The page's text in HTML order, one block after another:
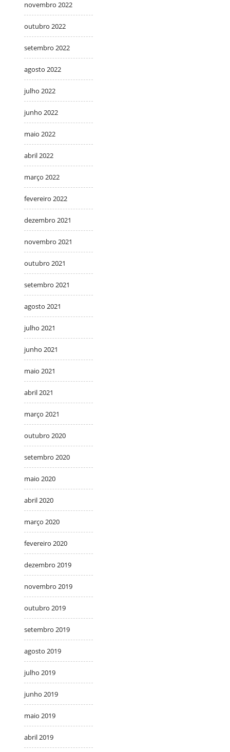
novembro 2022
outubro 2022
setembro 2022
agosto 2022
julho 2022
junho 2022
maio 2022
abril 2022
março 2022
fevereiro 2022
dezembro 2021
novembro 2021
outubro 2021
setembro 2021
agosto 2021
julho 2021
junho 2021
maio 2021
abril 2021
março 2021
outubro 2020
setembro 2020
maio 2020
abril 2020
março 2020
fevereiro 2020
dezembro 2019
novembro 2019
outubro 2019
setembro 2019
agosto 2019
julho 2019
junho 2019
maio 2019
abril 2019